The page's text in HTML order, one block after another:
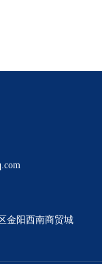
金阳西南商贸城